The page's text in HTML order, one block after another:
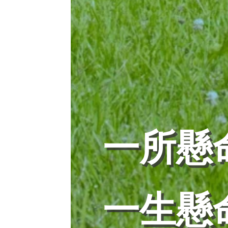
一所懸
一生懸